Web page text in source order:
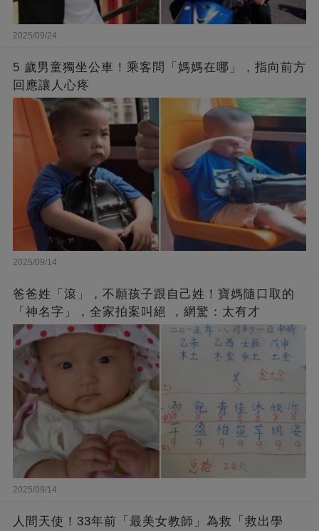
2025/09/24
5 歲男童獨坐公車！乘客問「媽媽在哪」，指向前方
回應讓人心疼
2025/09/14
爸爸姓「滾」，不願孩子跟自己姓！寶媽隨口取的
「神名字」，全家拍案叫絕 ，網驚：太有才
2025/09/14
人間天使！33年前「最美女教師」為救「救出學